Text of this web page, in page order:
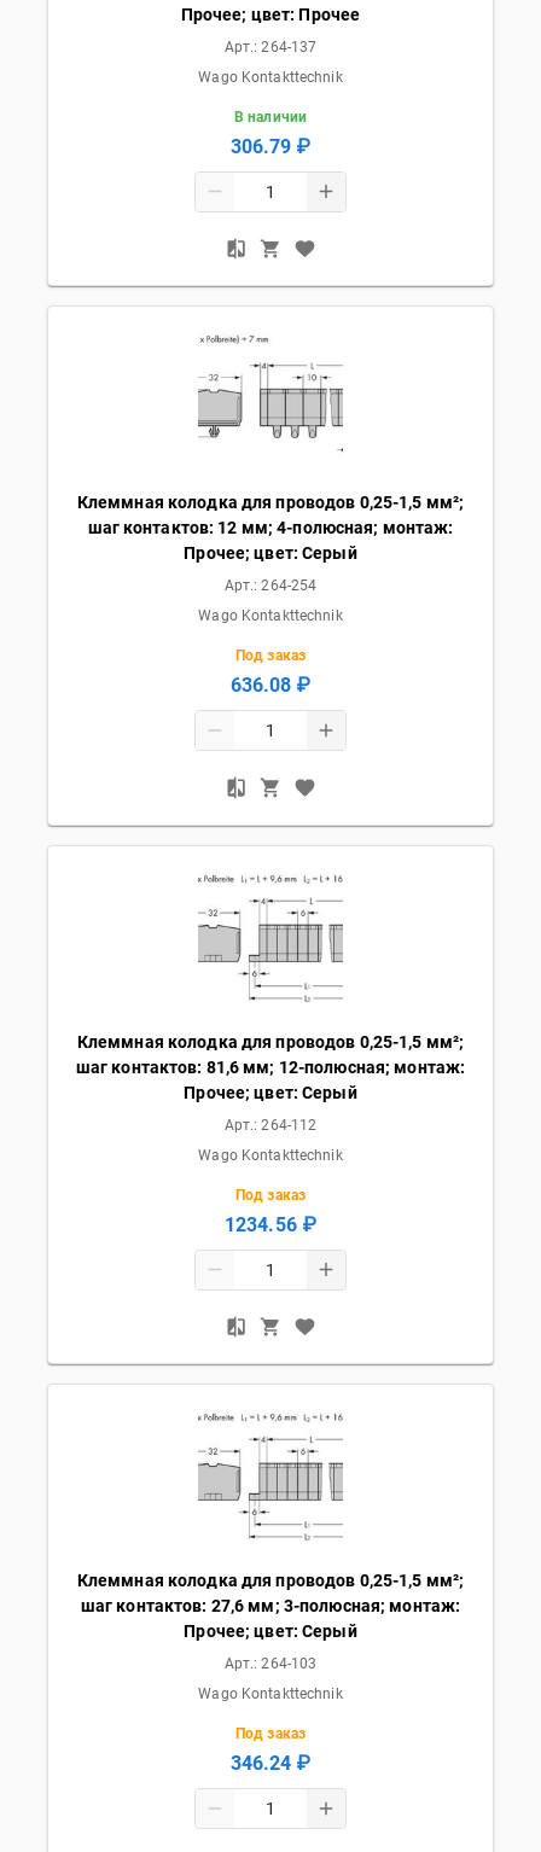
Прочее; цвет: Прочее
Арт.:264-137
Wago Kontakttechnik
В наличии
306.79 ₽
Клеммная колодка для проводов 0,25-1,5 мм²;
шаг контактов: 12 мм; 4-полюсная; монтаж:
Прочее; цвет: Серый
Арт.:264-254
Wago Kontakttechnik
Под заказ
636.08 ₽
Клеммная колодка для проводов 0,25-1,5 мм²;
шаг контактов: 81,6 мм; 12-полюсная; монтаж:
Прочее; цвет: Серый
Арт.:264-112
Wago Kontakttechnik
Под заказ
1234.56 ₽
Клеммная колодка для проводов 0,25-1,5 мм²;
шаг контактов: 27,6 мм; 3-полюсная; монтаж:
Прочее; цвет: Серый
Арт.:264-103
Wago Kontakttechnik
Под заказ
346.24 ₽